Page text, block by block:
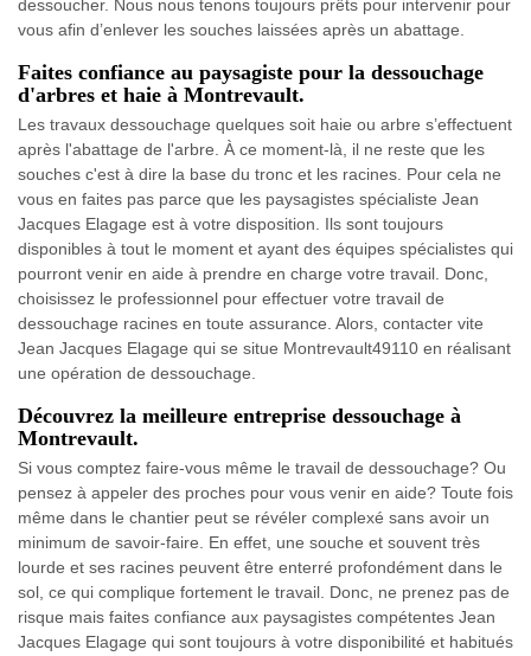
dessoucher. Nous nous tenons toujours prêts pour intervenir pour
vous afin d’enlever les souches laissées après un abattage.
Faites confiance au paysagiste pour la dessouchage
d'arbres et haie à Montrevault.
Les travaux dessouchage quelques soit haie ou arbre s’effectuent
après l'abattage de l'arbre. À ce moment-là, il ne reste que les
souches c'est à dire la base du tronc et les racines. Pour cela ne
vous en faites pas parce que les paysagistes spécialiste Jean
Jacques Elagage est à votre disposition. Ils sont toujours
disponibles à tout le moment et ayant des équipes spécialistes qui
pourront venir en aide à prendre en charge votre travail. Donc,
choisissez le professionnel pour effectuer votre travail de
dessouchage racines en toute assurance. Alors, contacter vite
Jean Jacques Elagage qui se situe Montrevault49110 en réalisant
une opération de dessouchage.
Découvrez la meilleure entreprise dessouchage à
Montrevault.
Si vous comptez faire-vous même le travail de dessouchage? Ou
pensez à appeler des proches pour vous venir en aide? Toute fois
même dans le chantier peut se révéler complexé sans avoir un
minimum de savoir-faire. En effet, une souche et souvent très
lourde et ses racines peuvent être enterré profondément dans le
sol, ce qui complique fortement le travail. Donc, ne prenez pas de
risque mais faites confiance aux paysagistes compétentes Jean
Jacques Elagage qui sont toujours à votre disponibilité et habitués